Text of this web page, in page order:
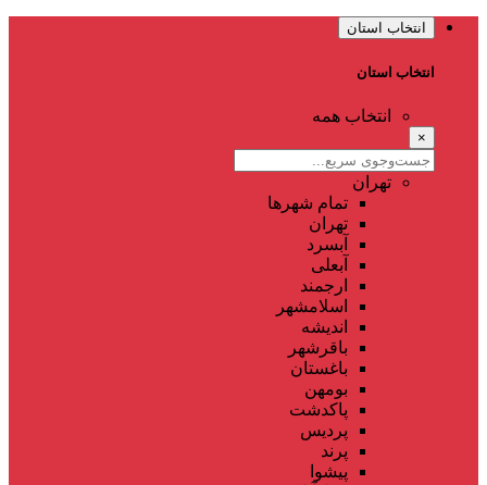
انتخاب استان
انتخاب استان
انتخاب همه
×
تهران
تمام شهر‌ها
تهران
آبسرد
آبعلی
ارجمند
اسلامشهر
اندیشه
باقرشهر
باغستان
بومهن
پاکدشت
پردیس
پرند
پیشوا